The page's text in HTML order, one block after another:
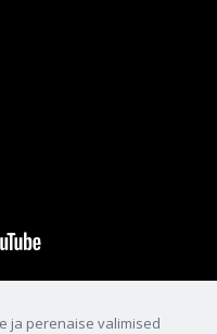
ja perenaise valimised